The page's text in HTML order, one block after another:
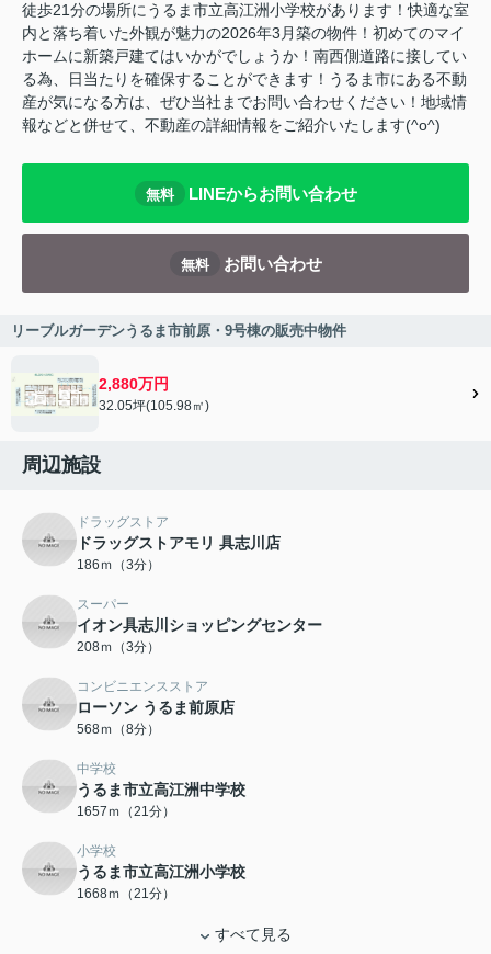
徒歩21分の場所にうるま市立高江洲小学校があります！快適な室
内と落ち着いた外観が魅力の2026年3月築の物件！初めてのマイ
ホームに新築戸建てはいかがでしょうか！南西側道路に接してい
る為、日当たりを確保することができます！うるま市にある不動
産が気になる方は、ぜひ当社までお問い合わせください！地域情
報などと併せて、不動産の詳細情報をご紹介いたします(^o^)
無料 LINEからお問い合わせ
無料 お問い合わせ
リーブルガーデンうるま市前原・9号棟の販売中物件
2,880万円
32.05坪(105.98㎡)
周辺施設
ドラッグストア
ドラッグストアモリ 具志川店
186ｍ（3分）
スーパー
イオン具志川ショッピングセンター
208ｍ（3分）
コンビニエンスストア
ローソン うるま前原店
568ｍ（8分）
中学校
うるま市立高江洲中学校
1657ｍ（21分）
小学校
うるま市立高江洲小学校
1668ｍ（21分）
すべて見る